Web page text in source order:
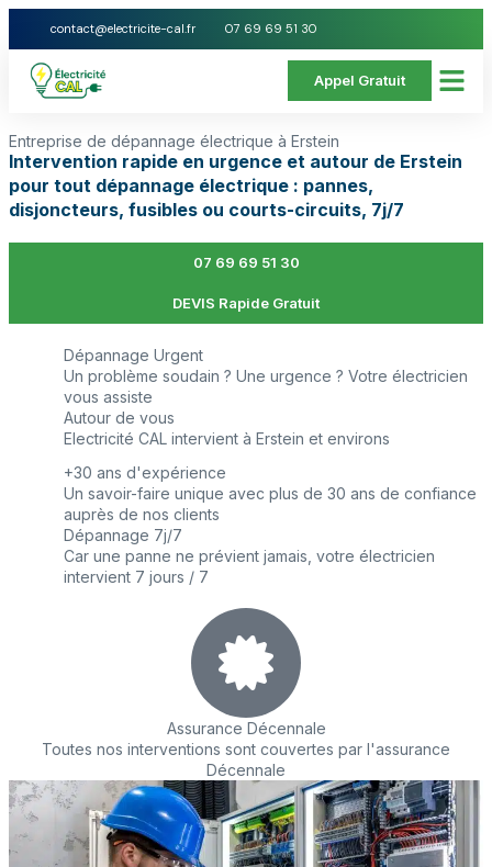
contact@electricite-cal.fr 07 69 69 51 30
Appel Gratuit
Entreprise de dépannage électrique à Erstein
Intervention rapide en urgence et autour de Erstein
pour tout dépannage électrique : pannes,
disjoncteurs, fusibles ou courts-circuits, 7j/7
07 69 69 51 30
DEVIS Rapide Gratuit
Dépannage Urgent
Un problème soudain ? Une urgence ? Votre électricien
vous assiste
Autour de vous
Electricité CAL intervient à Erstein et environs
+30 ans d'expérience
Un savoir-faire unique avec plus de 30 ans de confiance
auprès de nos clients
Dépannage 7j/7
Car une panne ne prévient jamais, votre électricien
intervient 7 jours / 7
Assurance Décennale
Toutes nos interventions sont couvertes par l'assurance
Décennale